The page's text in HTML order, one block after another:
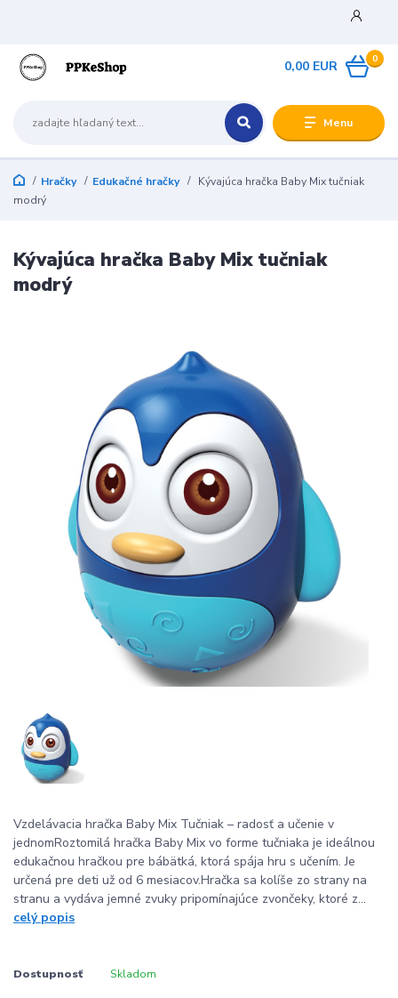
Menu
0
0,00 EUR
Hračky Edukačné hračky
Kývajúca hračka Baby Mix tučniak
modrý
Kývajúca hračka Baby Mix tučniak
modrý
Vzdelávacia hračka Baby Mix Tučniak – radosť a učenie v
jednomRoztomilá hračka Baby Mix vo forme tučniaka je ideálnou
edukačnou hračkou pre bábätká, ktorá spája hru s učením. Je
určená pre deti už od 6 mesiacov.Hračka sa kolíše zo strany na
stranu a vydáva jemné zvuky pripomínajúce zvončeky, ktoré z...
celý popis
Dostupnosť Skladom